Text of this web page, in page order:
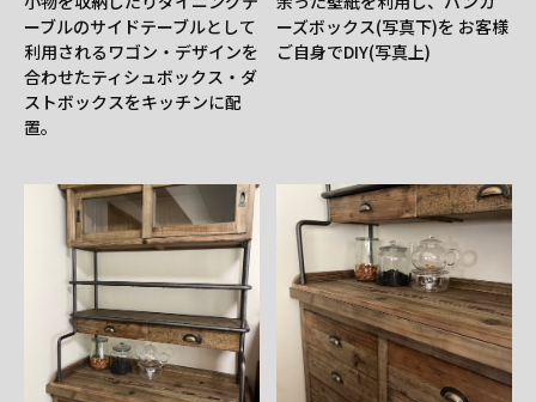
ーブルのサイドテーブルとして
利用されるワゴン・デザインを
合わせたティシュボックス・ダ
ストボックスをキッチンに配
置。
ーズボックス(写真下)を お客様
ご自身でDIY(写真上)